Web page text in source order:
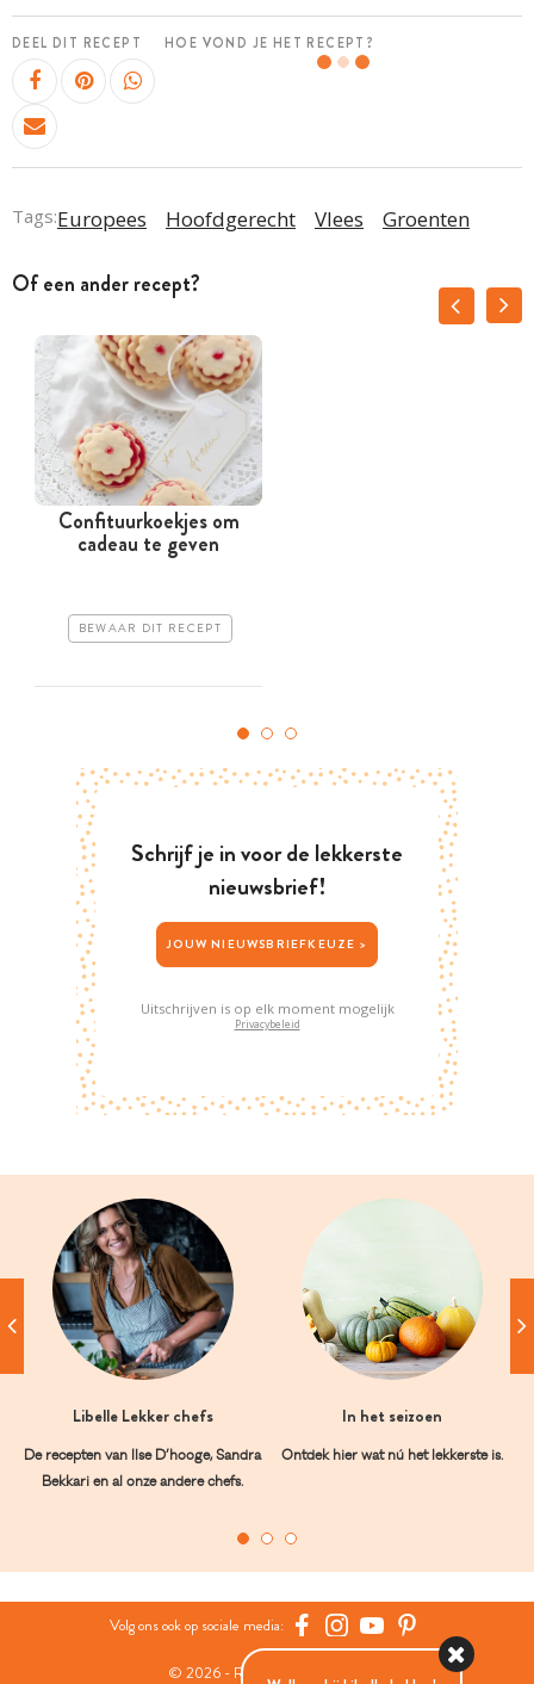
DEEL DIT RECEPT HOE VOND JE HET RECEPT?
Tags:Europees Hoofdgerecht Vlees Groenten
Of een ander recept?
Confituurkoekjes om
cadeau te geven
BEWAAR DIT RECEPT
Schrijf je in voor de lekkerste
nieuwsbrief!
JOUW NIEUWSBRIEFKEUZE >
Uitschrijven is op elk moment mogelijk
Privacybeleid
Libelle Lekker chefs
De recepten van Ilse D’hooge, Sandra
Bekkari en al onze andere chefs.
In het seizoen
Ontdek hier wat nú het lekkerste is.
Volg ons ook op sociale media:
© 2026 - Roularta Media Group